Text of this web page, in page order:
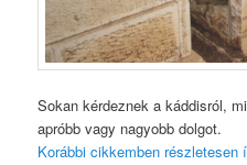
Sokan kérdeznek a káddisról,
apróbb vagy nagyobb dolgot.
Korábbi cikkemben